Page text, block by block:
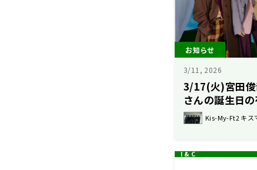
お知らせ
3/11, 2026
3/17(火)宮田俊
さんの誕生日の
Kis-My-Ft2 キス